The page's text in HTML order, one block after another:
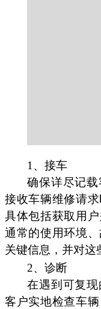
1、接车
确保详尽记
接收车辆维修请
具体包括获取用
通常的使用环境
关键信息，并对这
2、诊断
在遇到可复
客户实地检查车